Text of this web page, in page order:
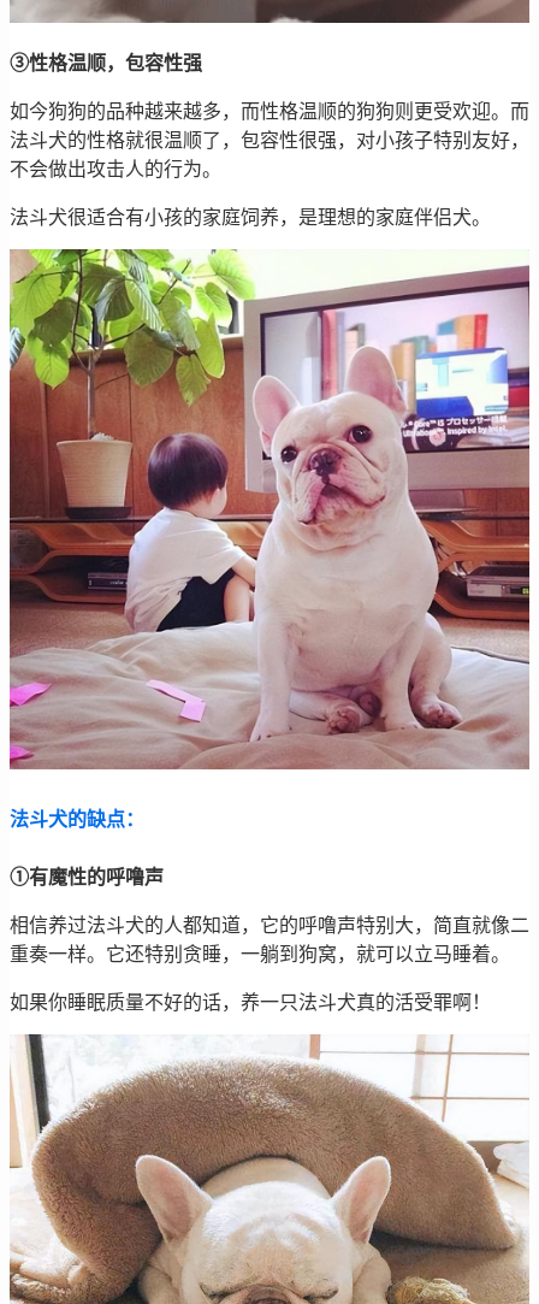
③性格温顺，包容性强
如今狗狗的品种越来越多，而性格温顺的狗狗则更受欢迎。而
法斗犬的性格就很温顺了，包容性很强，对小孩子特别友好，
不会做出攻击人的行为。
法斗犬很适合有小孩的家庭饲养，是理想的家庭伴侣犬。
法斗犬的缺点：
①有魔性的呼噜声
相信养过法斗犬的人都知道，它的呼噜声特别大，简直就像二
重奏一样。它还特别贪睡，一躺到狗窝，就可以立马睡着。
如果你睡眠质量不好的话，养一只法斗犬真的活受罪啊！